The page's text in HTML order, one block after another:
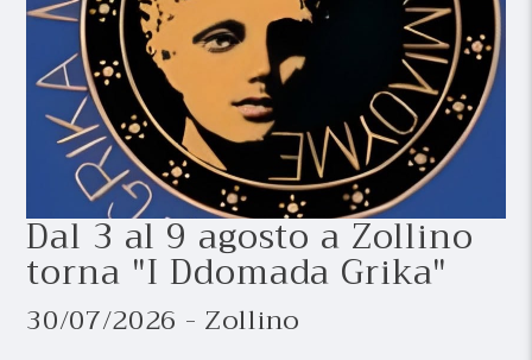
Dal 3 al 9 agosto a Zollino
torna "I Ddomada Grika"
30/07/2026 - Zollino